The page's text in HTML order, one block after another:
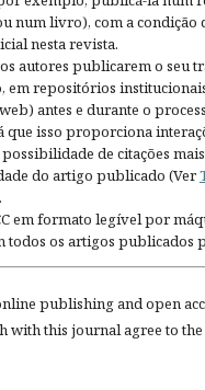
num livro), com a condição
nesta revista.
autores publicarem o seu
em repositórios
antes e durante o
que isso proporciona
de citações
do artigo publicado (Ver
em formato legível por
todos os artigos publicados
publishing and open
with this journal agree to